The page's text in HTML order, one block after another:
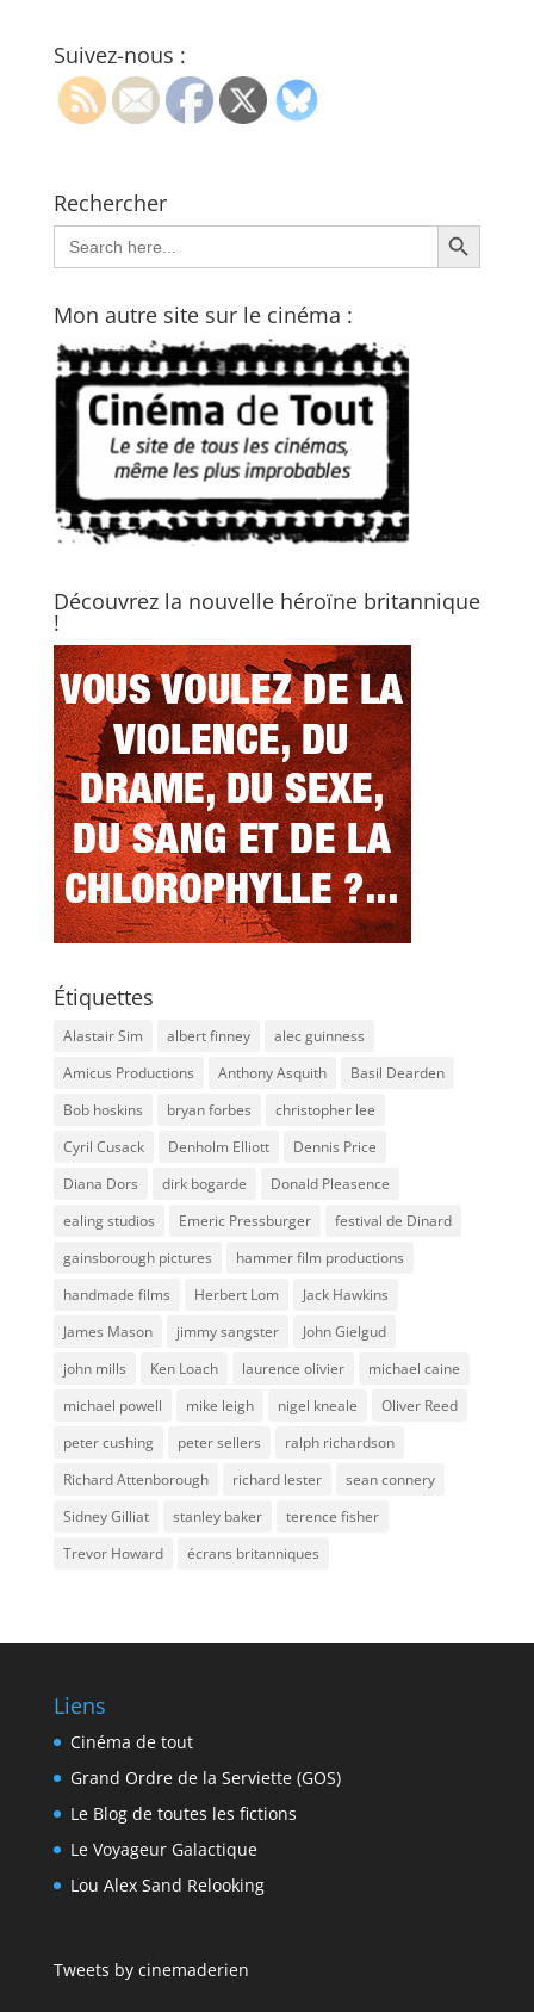
Suivez-nous :
Rechercher
Search
for:
Search Button
Mon autre site sur le cinéma :
Découvrez la nouvelle héroïne britannique
!
Étiquettes
Alastair Sim albert finney
alec guinness
Amicus Productions
Anthony Asquith
Basil Dearden
Bob hoskins
bryan forbes
christopher lee
Cyril Cusack
Denholm Elliott
Dennis Price
Diana Dors
dirk bogarde
Donald Pleasence
ealing studios
Emeric Pressburger
festival de Dinard
gainsborough pictures
hammer film productions
handmade films
Herbert Lom
Jack Hawkins
James Mason
jimmy sangster
John Gielgud
john mills
Ken Loach laurence olivier
michael caine
michael powell
mike leigh nigel kneale
Oliver Reed
peter cushing
peter sellers
ralph richardson
Richard Attenborough
richard lester
sean connery
Sidney Gilliat
stanley baker
terence fisher
Trevor Howard
écrans britanniques
Liens
Cinéma de tout
Grand Ordre de la Serviette (GOS)
Le Blog de toutes les fictions
Le Voyageur Galactique
Lou Alex Sand Relooking
Tweets by cinemaderien